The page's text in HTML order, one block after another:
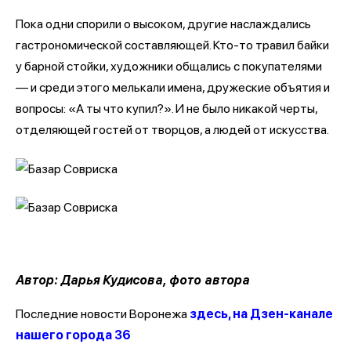
Пока одни спорили о высоком, другие наслаждались
гастрономической составляющей. Кто-то травил байки
у барной стойки, художники общались с покупателями
— и среди этого мелькали имена, дружеские объятия и
вопросы: «А ты что купил?». И не было никакой черты,
отделяющей гостей от творцов, а людей от искусства.
Автор: Дарья Кудисова, фото автора
Последние новости Воронежа здесь, на Дзен-канале
нашего города 36